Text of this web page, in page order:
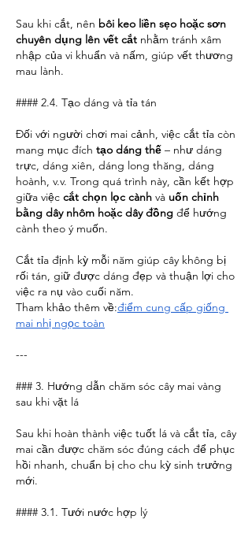
Sau khi cắt, nên bôi keo liền sẹo hoặc sơn
chuyên dụng lên vết cắt nhằm tránh xâm
nhập của vi khuẩn và nấm, giúp vết thương
mau lành.
#### 2.4. Tạo dáng và tỉa tán
Đối với người chơi mai cảnh, việc cắt tỉa còn
mang mục đích tạo dáng thế – như dáng
trực, dáng xiên, dáng long thăng, dáng
hoành, v.v. Trong quá trình này, cần kết hợp
giữa việc cắt chọn lọc cành và uốn chỉnh
bằng dây nhôm hoặc dây đồng để hướng
cành theo ý muốn.
Cắt tỉa định kỳ mỗi năm giúp cây không bị
rối tán, giữ được dáng đẹp và thuận lợi cho
việc ra nụ vào cuối năm.
Tham khảo thêm về:điểm cung cấp giống
mai nhị ngọc toàn
---
### 3. Hướng dẫn chăm sóc cây mai vàng
sau khi vặt lá
Sau khi hoàn thành việc tuốt lá và cắt tỉa, cây
mai cần được chăm sóc đúng cách để phục
hồi nhanh, chuẩn bị cho chu kỳ sinh trưởng
mới.
#### 3.1. Tưới nước hợp lý